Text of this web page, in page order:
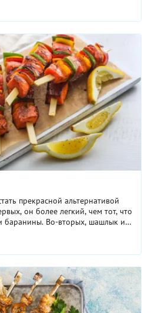
не ...
прекрасной альтернативой
он более легкий, чем тот, что
баранины. Во-вторых, шашлык из
И, наконец, в третьих, он
вкусным. Правда, есть одно но:
рыба. Что ж, вы вполне можете
варианты, например,
случае шашлык получится менее
Решать только вам! А когда
шашлык именно из семги —
того, чтобы сравнить ощущения.